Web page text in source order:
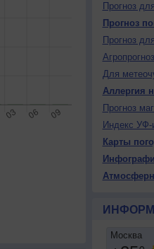
Прогноз
Прогноз
Прогноз
Для
Аллергия
Прогноз
Индекс УФ-
Карты